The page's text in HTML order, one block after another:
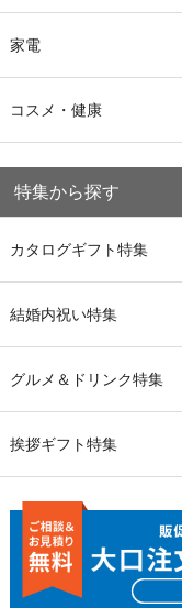
家電
コスメ・健康
特集から探す
カタログギフト特集
結婚内祝い特集
グルメ＆ドリンク特集
挨拶ギフト特集